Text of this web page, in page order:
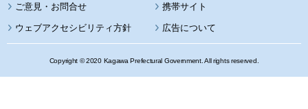
携帯サイト
ウェブアクセシビリティ方針 広告について
Copyright © 2020 Kagawa Prefectural Government. All rights reserved.